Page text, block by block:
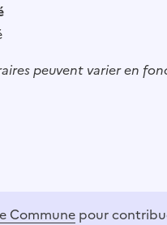
peuvent varier en
Commune pour